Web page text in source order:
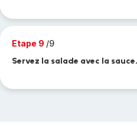
Etape 9 /9
Servez la salade avec la sauce.